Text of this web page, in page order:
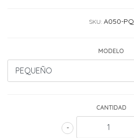
SKU: A050-PQ
MODELO
CANTIDAD
-